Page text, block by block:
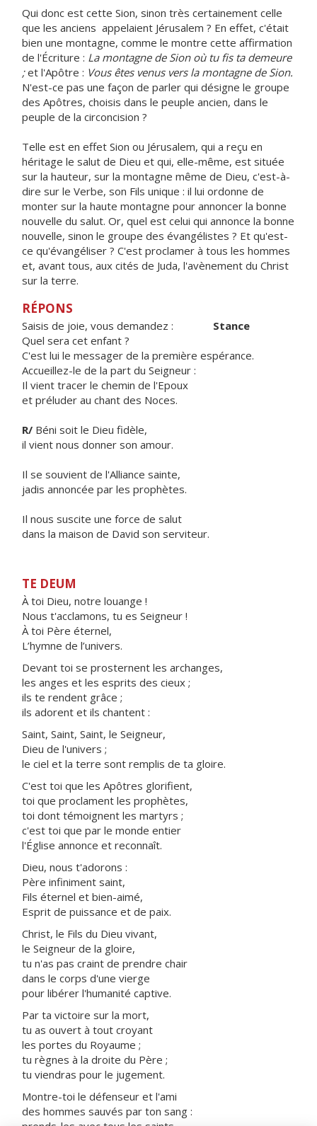
Qui donc est cette Sion, sinon très certainement celle
que les anciens appelaient Jérusalem ? En effet, c'était
bien une montagne, comme le montre cette affirmation
de l'Écriture : La montagne de Sion où tu fis ta demeure
;et l'Apôtre : Vous êtes venus vers la montagne de Sion.
N'est-ce pas une façon de parler qui désigne le groupe
des Apôtres, choisis dans le peuple ancien, dans le
peuple de la circoncision ?
Telle est en effet Sion ou Jérusalem, qui a reçu en
héritage le salut de Dieu et qui, elle-même, est située
sur la hauteur, sur la montagne même de Dieu, c'est-à-
dire sur le Verbe, son Fils unique : il lui ordonne de
monter sur la haute montagne pour annoncer la bonne
nouvelle du salut. Or, quel est celui qui annonce la bonne
nouvelle, sinon le groupe des évangélistes ? Et qu'est-
ce qu'évangéliser ? C'est proclamer à tous les hommes
et, avant tous, aux cités de Juda, l'avènement du Christ
sur la terre.
RÉPONS
Saisis de joie, vous demandez : Stance
Quel sera cet enfant ?
C'est lui le messager de la première espérance.
Accueillez-le de la part du Seigneur :
Il vient tracer le chemin de l'Epoux
et préluder au chant des Noces.
R/ Béni soit le Dieu fidèle,
il vient nous donner son amour.
Il se souvient de l'Alliance sainte,
jadis annoncée par les prophètes.
Il nous suscite une force de salut
dans la maison de David son serviteur.
TE DEUM
À toi Dieu, notre louange !
Nous t'acclamons, tu es Seigneur !
À toi Père éternel,
L’hymne de l’univers.
Devant toi se prosternent les archanges,
les anges et les esprits des cieux ;
ils te rendent grâce ;
ils adorent et ils chantent :
Saint, Saint, Saint, le Seigneur,
Dieu de l'univers ;
le ciel et la terre sont remplis de ta gloire.
C'est toi que les Apôtres glorifient,
toi que proclament les prophètes,
toi dont témoignent les martyrs ;
c'est toi que par le monde entier
l'Église annonce et reconnaît.
Dieu, nous t'adorons :
Père infiniment saint,
Fils éternel et bien-aimé,
Esprit de puissance et de paix.
Christ, le Fils du Dieu vivant,
le Seigneur de la gloire,
tu n'as pas craint de prendre chair
dans le corps d'une vierge
pour libérer l'humanité captive.
Par ta victoire sur la mort,
tu as ouvert à tout croyant
les portes du Royaume ;
tu règnes à la droite du Père ;
tu viendras pour le jugement.
Montre-toi le défenseur et l'ami
des hommes sauvés par ton sang :